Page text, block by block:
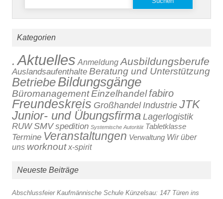
Kategorien
. Aktuelles Anmeldung Ausbildungsberufe
Auslandsaufenthalte Beratung und Unterstützung
BetriebeBildungsgänge
Büromanagement Einzelhandel fabiro
Freundeskreis Großhandel Industrie JTK
Junior- und Übungsfirma Lagerlogistik
RUW SMV spedition Systemische Autorität Tabletklasse
Termine Veranstaltungen Verwaltung Wir über
uns worknout x-spirit
Neueste Beiträge
Abschlussfeier Kaufmännische Schule Künzelsau: 147 Türen ins